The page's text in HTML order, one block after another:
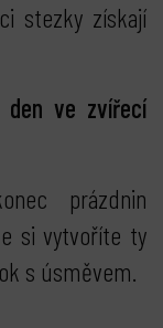
stezky získají
den ve zvířecí
prázdnin
si vytvoříte ty
s úsměvem.